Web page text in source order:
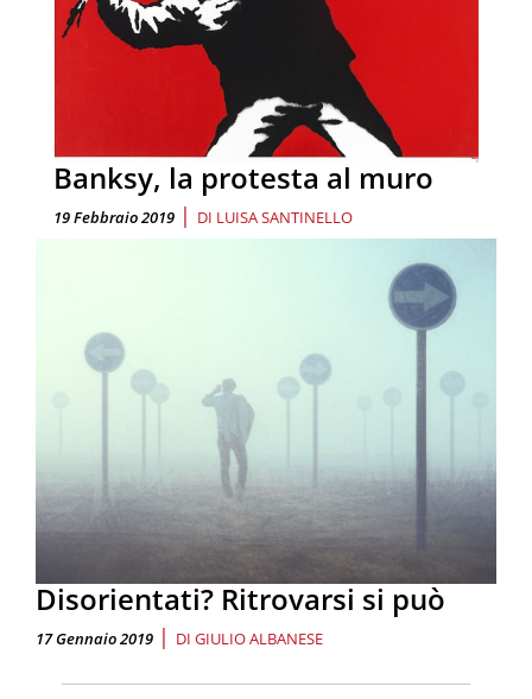
Banksy, la protesta al muro
19 Febbraio 2019 | DI LUISA SANTINELLO
Disorientati? Ritrovarsi si può
17 Gennaio 2019 | DI GIULIO ALBANESE